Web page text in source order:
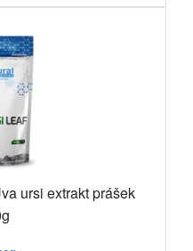
ursi extrakt prášek